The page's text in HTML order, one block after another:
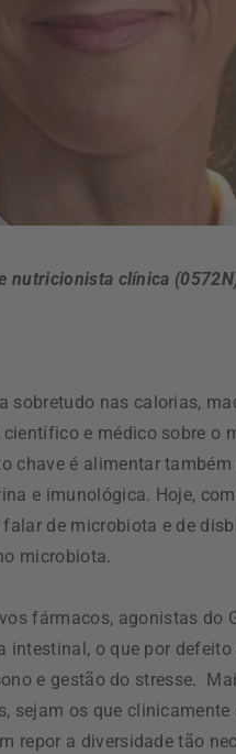
nutricionista clínica
sobretudo nas calorias,
e médico sobre o
chave é alimentar
e imunológica. Hoje,
de microbiota e de
microbiota.
fármacos, agonistas do
o que por
e gestão do stresse.
sejam os que
repor a diversidade tão